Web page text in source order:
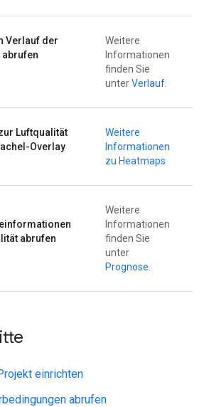
Verlauf der
abrufen
Weitere
Informationen
finden Sie
unterVerlauf
Luftqualität
Overlay
Weitere
Informationen
zu Heatmaps
abrufen
Weitere
Informationen
finden Sie
unter
Prognose
einrichten
abrufen